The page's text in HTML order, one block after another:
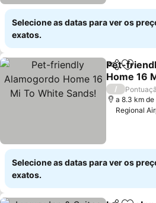
Selecione as datas para ver os
exatos.
Partilhar
Pet-
Home 16
Sands!
Ver preços
/
a 8.3 km
Regional
Selecione as datas para ver os
exatos.